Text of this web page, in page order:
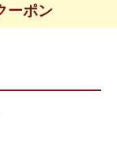
ーポン